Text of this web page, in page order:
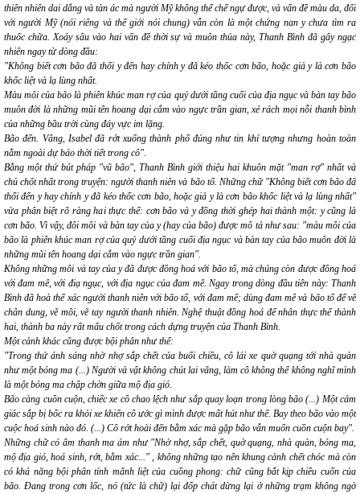
thiên nhiên dai dẳng và tàn ác mà người Mỹ không thể chế ngự được, và vấn đềmàu da, đối
với người Mỹ (nói riêng và thế giới nói chung) vẫn còn là một chứng nan y chưa tìm ra
thuốc chữa. Xoáy sâu vào hai vấn đề thời sự và muôn thủa này, Thanh Bình đã gây ngạc
nhiên ngay từ dòng đầu:
"Không biết cơn bão đã thổi y đến hay chính y đã kéo thốc cơn bão, hoặc giả y là cơn bão
khốc liệt và lạ lùng nhất.
Màu môi của bão là phiên khúc man rợ của quỷ dưới tầng cuối của địa ngục và bàn tay bão
muôn đời là những mũi tên hoang dại cắm vào ngực trần gian, xé rách mọi nỗi thanh bình
của những bầu trời cùng đáy vực im lặng.
Bão đến. Vâng, Isabel đã rớt xuống thành phố đúng như tin khí tượng nhưng hoàn toàn
nằm ngoài dự báo thời tiết trong cô".
Bằng một thứ bút pháp "vũ bão", Thanh Bình giới thiệu hai khuôn mặt "man rợ" nhất và
chủ chốt nhất trong truyện: người thanh niên và bão tố. Những chữ "Không biết cơn bão đã
thổi đến y hay chính y đã kéo thốc cơn bão, hoặc giả y là cơn bão khốc liệt và lạ lùng nhất"
vừa phân biệt rõ ràng hai thực thể: cơn bão và yđồng thời ghép hai thành một: ycũng là
cơn bão. Vì vậy, đôi môi và bàn tay của y (hay của bão) được mô tả như sau: "màu môi của
bão là phiên khúc man rợ của quỷ dưới tầng cuối địa ngục và bàn tay của bão muôn đời là
những mũi tên hoang dại cắm vào ngực trần gian".
Không những môi và tay của y đã được đồng hoá với bão tố, mà chúng còn được đồng hoá
với đam mê, với điạ ngục, với địa ngục của đam mê. Ngay trong dòng đầu tiên này: Thanh
Bình đã hoà thể xác người thanh niên với bão tố, với đam mê; dùng đam mê và bão tố để vẽ
chân dung, vẽ môi, vẽ tay người thanh nhiên. Nghệ thuật đồng hoá để nhân thực thể thành
hai, thành ba này rất mấu chốt trong cách dựng truyện của Thanh Bình.
Một cảnh khác cũng được bội phân như thế:
"Trong thứ ánh sáng nhờ nhợ sắp chết của buổi chiều, cô lái xe quờ quạng tới nhà quàn
như một bóng ma (...) Người và vật không chút lai vãng, làm cô không thể không nghĩ mình
là một bóng ma chập chờn giữa mộ địa gió.
Bão càng cuồn cuộn, chiếc xe cô chao lệch như sắp quay loạn trong lòng bão (...) Một cảm
giác sắp bị bốc ra khỏi xe khiến cô ước gì mình được mất hút như thế. Bay theo bão vào một
cuộc hoá sinh nào đó. (...) Cô rớt hoài đến bằm xác mà gặp bão vẫn muốn cuồn cuộn bay".
Những chữcó âm thanh ma ám như "Nhờ nhợ, sắp chết, quờ quạng, nhà quàn, bóng ma,
mộ địa gió, hoá sinh, rớt, bằm xác...", không những tạo nên khung cảnh chết chóc mà còn
có khả năng bội phân tính mãnh liệt của cuồng phong: chữ cũng bắt kịp chiều cuốn của
bão. Đang trong cơn lốc, nó(tức là chữ) lại đốp chát dừng lại ở những trạm không ngờ